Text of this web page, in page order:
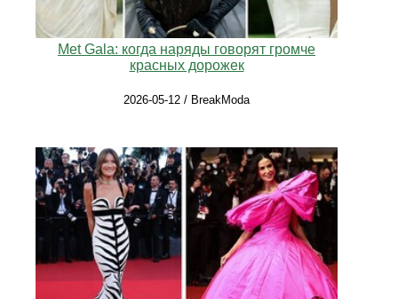
Met Gala: когда наряды говорят громче
красных дорожек
2026-05-12 / BreakModa